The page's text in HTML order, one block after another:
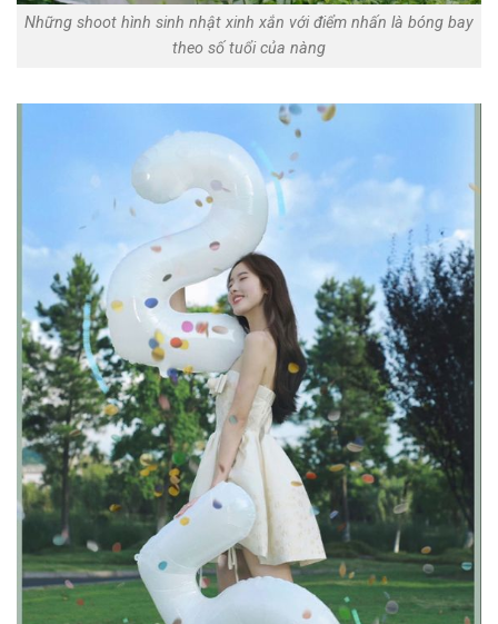
Những shoot hình sinh nhật xinh xắn với điểm nhấn là bóng bay
theo số tuổi của nàng